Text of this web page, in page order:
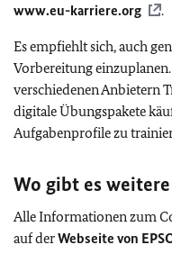
www.eu-karriere.org
.
Es empfiehlt sich, auch
Vorbereitung
verschiedenen Anbietern
digitale Übungspakete
Aufgabenprofile zu
Wo gibt es
Alle Informationen zum
auf derWebseite von